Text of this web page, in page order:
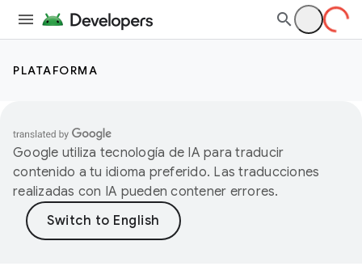
PLATAFORMA
Google utiliza tecnología de IA para traducir
contenido a tu idioma preferido. Las traducciones
realizadas con IA pueden contener errores.